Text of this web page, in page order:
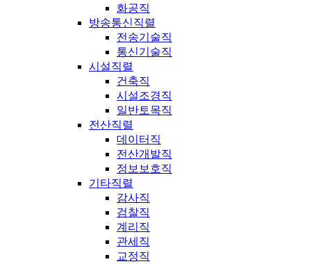
화공직
방송통신직렬
전송기술직
통신기술직
시설직렬
건축직
시설조경직
일반토목직
전산직렬
데이터직
전산개발직
정보보호직
기타직렬
감사직
검찰직
계리직
관세직
교정직